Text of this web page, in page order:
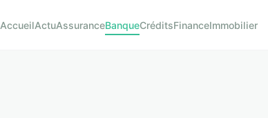
AccueilActuAssuranceBanqueCréditsFinanceImmobilier